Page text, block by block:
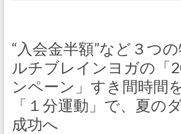
“入会金半額”など３つ
ルチブレインヨガの「
ンペーン」すき間時間
「１分運動」で、夏の
成功へ